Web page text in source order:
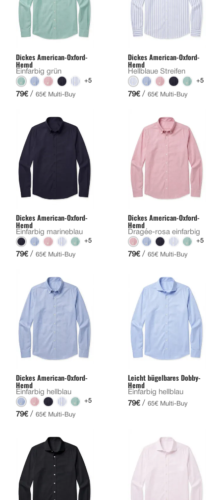
Dickes American-Oxford-
Hemd
Einfarbig grün
+5
79€ / 65€ Multi-Buy
Dickes American-Oxford-
Hemd
Hellblaue Streifen
+5
79€ / 65€ Multi-Buy
Dickes American-Oxford-
Hemd
Einfarbig marineblau
+5
79€ / 65€ Multi-Buy
Dickes American-Oxford-
Hemd
Dragée-rosa einfarbig
+5
79€ / 65€ Multi-Buy
Dickes American-Oxford-
Hemd
Einfarbig hellblau
+5
79€ / 65€ Multi-Buy
Leicht bügelbares Dobby-
Hemd
Einfarbig hellblau
79€ / 65€ Multi-Buy